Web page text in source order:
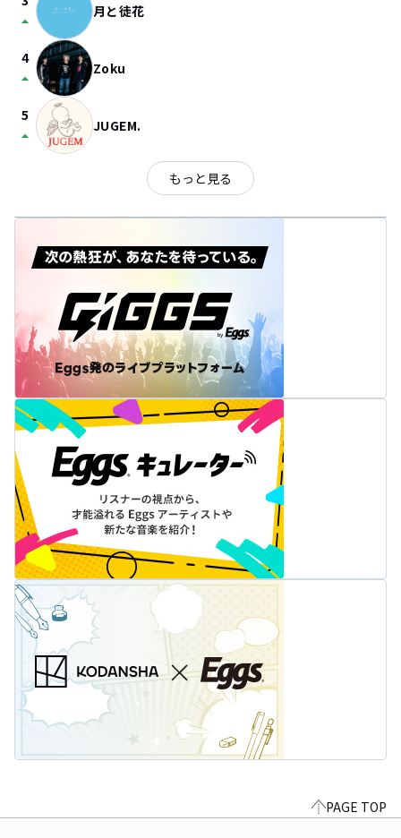
arrow_drop_up 月と徒花
4
arrow_drop_up Zoku
5
arrow_drop_up JUGEM.
もっと見る
PAGE TOP